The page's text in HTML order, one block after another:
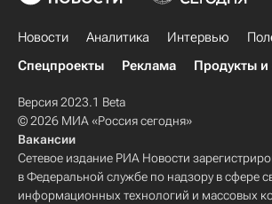
Новости Аналитика Интервью
Спецпроекты
Реклама Продукты и
Версия 2023.1 Beta
© 2026 МИА «Россия сегодня»
Вакансии
Сетевое издание РИА Новости
в Федеральной службе по надзору в сфере
информационных технологий и массовых